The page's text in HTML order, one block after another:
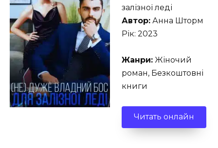
залізної леді
Автор: Анна Шторм
Рік: 2023
Жанри: Жіночий
роман, Безкоштовні
книги
Читать онлайн